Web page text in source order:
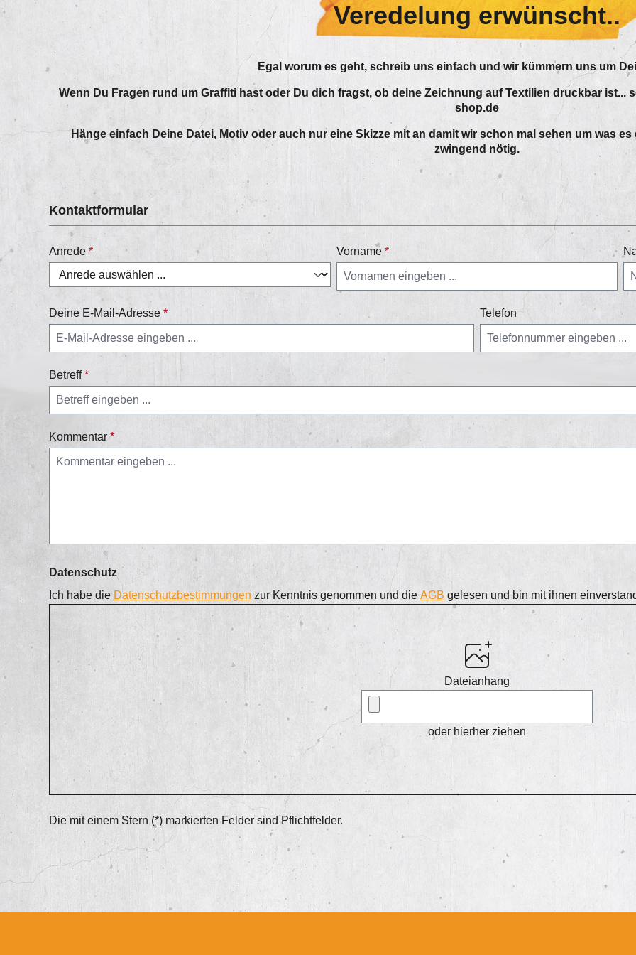
Veredelung erwünscht..
Egal worum es geht, schreib uns einfach und wir kümmern uns um
Wenn Du Fragen rund um Graffiti hast oder Du dich fragst, ob deine Zeichnung auf Textilien druckbar ist...
shop.de
Hänge einfach Deine Datei, Motiv oder auch nur eine Skizze mit an damit wir schon mal sehen um was
zwingend nötig.
Kontaktformular
Anrede * Vorname *
Deine E-Mail-Adresse * Telefon
Betreff*
Kommentar*
Datenschutz
Ich habe die Datenschutzbestimmungen zur Kenntnis genommen und die AGB gelesen und bin mit ihnen
Dateianhang
oder hierher ziehen
Die mit einem Stern (*) markierten Felder sind Pflichtfelder.